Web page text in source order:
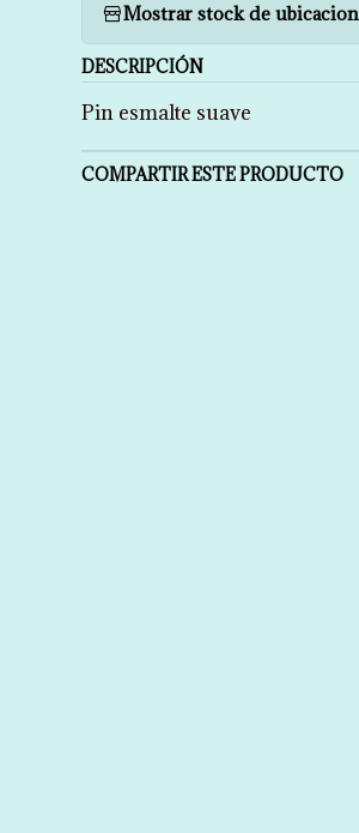
Mostrar stock de
DESCRIPCIÓN
Pin esmalte suave
COMPARTIR ESTE PRODUCTO